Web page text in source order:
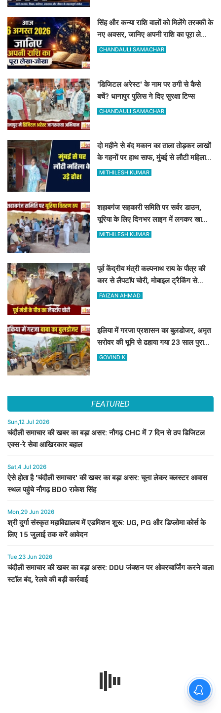
सिंह और कन्या राशि वालों को मिलेंगे तरक्की के
नए अवसर, जानिए अपनी राशि का पूरा लेखा-
जोखा
CHANDAULI SAMACHAR
'डिजिटल अरेस्ट' के नाम पर ठगी से कैसे
बचें? धानापुर पुलिस ने दिए सुरक्षा टिप्स
CHANDAULI SAMACHAR
दो महीने से बंद मकान का ताला तोड़कर लाखों
के गहनों पर हाथ साफ, मुंबई से लौटी महिला
सन्न
MITHILESH KUMAR
शहाबगंज सहकारी समिति पर सर्वर डाउन,
यूरिया के लिए दिनभर लाइन में लगकर खाली
हाथ लौटे किसान
MITHILESH KUMAR
पूर्व केंद्रीय मंत्री कल्पनाथ राय के पौत्र की
कार से लैपटॉप चोरी, मोबाइल ट्रैकिंग से
PPDU जंक्शन के पास बरामद
FAIZAN AHMAD
इलिया में गरजा प्रशासन का बुलडोजर, अमृत
सरोवर की भूमि से ढहाया गया 23 साल पुराना
अवैध निर्माण
GOVIND K
FEATURED
Sun,12 Jul 2026
चंदौली समाचार की खबर का बड़ा असर: नौगढ़ CHC में 7 दिन से ठप डिजिटल
एक्स-रे सेवा आखिरकार बहाल
Sat,4 Jul 2026
ऐसे होता है 'चंदौली समाचार' की खबर का बड़ा असर: चूना लेकर क्लस्टर आवास
स्थल पहुंचे नौगढ़ BDO राकेश सिंह
Mon,29 Jun 2026
श्री दुर्गा संस्कृत महाविद्यालय में एडमिशन शुरू: UG, PG और डिप्लोमा कोर्स के
लिए 15 जुलाई तक करें आवेदन
Tue,23 Jun 2026
चंदौली समाचार की खबर का बड़ा असर: DDU जंक्शन पर ओवरचार्जिंग करने वाला
स्टॉल बंद, रेलवे की बड़ी कार्रवाई